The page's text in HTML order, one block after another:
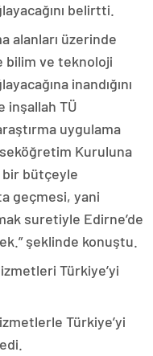
belirtti.
alanları üzerinde
bilim ve teknoloji
inandığını
inşallah TÜ
uygulama
Kuruluna
bütçeyle
geçmesi, yani
suretiyle Edirne’de
şeklinde konuştu.
Türkiye’yi
Türkiye’yi